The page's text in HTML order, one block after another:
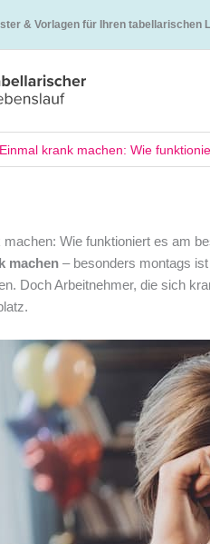
& Vorlagen für Ihren tabellarischen
Einmal krank machen: Wie
machen: Wie funktioniert es am
machen – besonders montags
Doch Arbeitnehmer, die sich